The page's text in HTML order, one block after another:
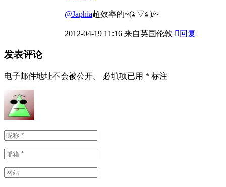
@Japhia超效率的~(≧▽≦)/~
2012-04-19 11:16 来自英国伦敦  回复
发表评论
电子邮件地址不会被公开。 必填项已用 * 标注